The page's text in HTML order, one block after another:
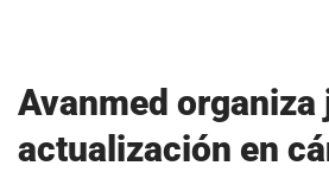
Avanmed organiza
actualización en